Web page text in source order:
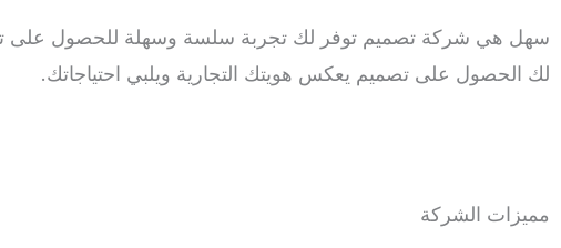
سهل هي شركة تصميم توفر لك تجربة سلسة وسهلة للحصول على
لك الحصول على تصميم يعكس هويتك التجارية ويلبي احتياجاتك.
مميزات الشركة